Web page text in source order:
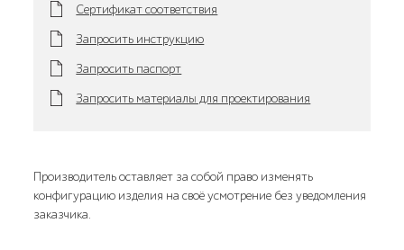
Сертификат соответствия
Запросить инструкцию
Запросить паспорт
Запросить материалы для проектирования
Производитель оставляет за собой право изменять
конфигурацию изделия на своё усмотрение без уведомления
заказчика.